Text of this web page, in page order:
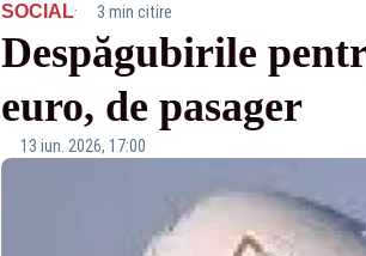
SOCIAL· 3 min citire
Despăgubirile
euro, de pasager
13 iun. 2026, 17:00